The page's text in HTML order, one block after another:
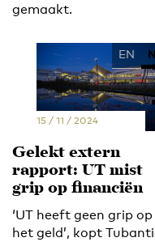
gemaakt.
EN
15 / 11 / 2024
Gelekt extern
rapport: UT mist
grip op financiën
‘UT heeft geen grip op
het geld’, kopt